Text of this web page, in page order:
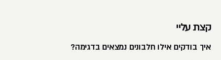
קצת עליי
איך בודקים אילו חלבונים נמצאים בדגימה?